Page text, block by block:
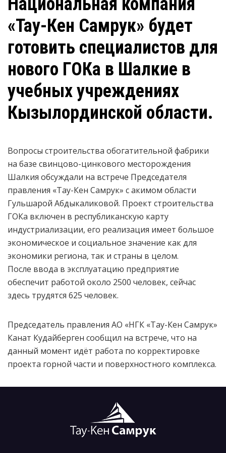
«Тау-Кен Самрук» будет
готовить специалистов для
нового ГОКа в Шалкие в
учебных учреждениях
Кызылординской области.
Вопросы строительства обогатительной фабрики
на базе свинцово-цинкового месторождения
Шалкия обсуждали на встрече Председателя
правления «Тау-Кен Самрук» с акимом области
Гульшарой Абдыкаликовой. Проект строительства
ГОКа включен в республиканскую карту
индустриализации, его реализация имеет большое
экономическое и социальное значение как для
экономики региона, так и страны в целом.
После ввода в эксплуатацию предприятие
обеспечит работой около 2500 человек, сейчас
здесь трудятся 625 человек.
Председатель правления АО «НГК «Тау-Кен Самрук»
Канат Кудайберген сообщил на встрече, что на
данный момент идёт работа по корректировке
проекта горной части и поверхностного комплекса.